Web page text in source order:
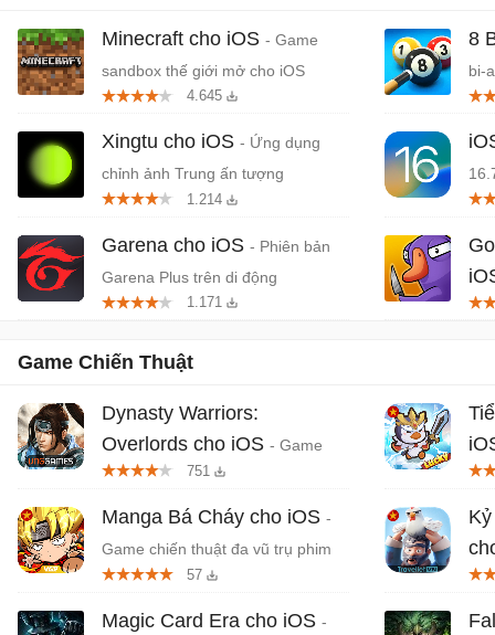
Minecraft cho iOS - Game
sandbox thế giới mở cho iOS
4.645
Xingtu cho iOS - Ứng dụng
chỉnh ảnh Trung ấn tượng
1.214
Garena cho iOS - Phiên bản
Garena Plus trên di động
1.171
8
bi-
Game Chiến Thuật
Dynasty Warriors:
Overlords cho iOS - Game
RPG Tam Quốc từ Koei Tecmo
751
Manga Bá Cháy cho iOS -
Game chiến thuật đa vũ trụ phim
hoạt hình Nhật Bản
57
Magic Card Era cho iOS -